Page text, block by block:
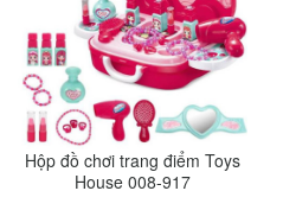
Hộp đồ chơi trang điểm Toys
House 008-917